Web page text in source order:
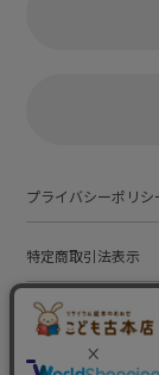
プライバシーポリシ
特定商取引法表示
お問い合わせ